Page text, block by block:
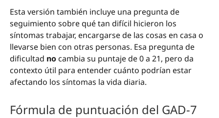
Esta versión también incluye una pregunta de
seguimiento sobre qué tan difícil hicieron los
síntomas trabajar, encargarse de las cosas en casa o
llevarse bien con otras personas. Esa pregunta de
dificultad no cambia su puntaje de 0 a 21, pero da
contexto útil para entender cuánto podrían estar
afectando los síntomas la vida diaria.
Fórmula de puntuación del GAD-7